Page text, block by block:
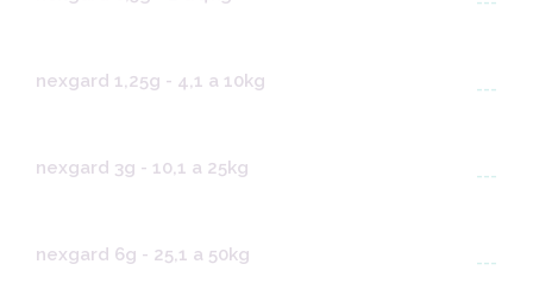
nexgard 1,25g - 4,1 a 10kg ---
nexgard 3g - 10,1 a 25kg ---
nexgard 6g - 25,1 a 50kg ---